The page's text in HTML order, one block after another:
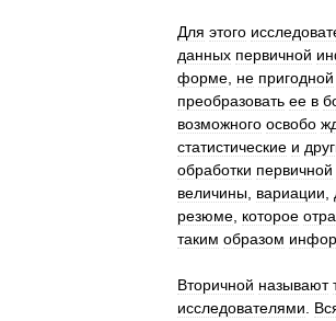
Для этого
данных первичной
форме не пригодной
преобразовать ее в
возможного освобо
статистические и
обработки первичной
величины вариации
резюме которое
таким образом
Вторичной называют
исследователями